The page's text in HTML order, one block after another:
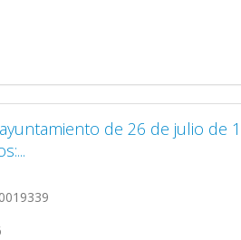
de 26 de julio de